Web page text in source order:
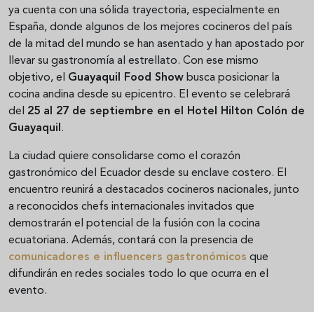
ya cuenta con una sólida trayectoria, especialmente en
España, donde algunos de los mejores cocineros del país
de la mitad del mundo se han asentado y han apostado por
llevar su gastronomía al estrellato. Con ese mismo
objetivo, el Guayaquil Food Show busca posicionar la
cocina andina desde su epicentro. El evento se celebrará
del 25 al 27 de septiembre en el Hotel Hilton Colón de
Guayaquil .
La ciudad quiere consolidarse como el corazón
gastronómico del Ecuador desde su enclave costero. El
encuentro reunirá a destacados cocineros nacionales, junto
a reconocidos chefs internacionales invitados que
demostrarán el potencial de la fusión con la cocina
ecuatoriana. Además, contará con la presencia de
comunicadores e influencers gastronómicos que
difundirán en redes sociales todo lo que ocurra en el
evento.